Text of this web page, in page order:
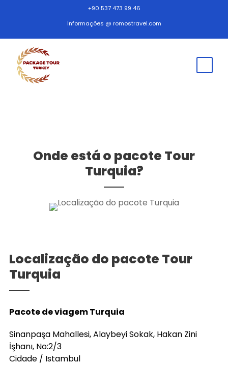
+90 537 473 99 46
Informações @ romostravel.com
Onde está o pacote Tour
Turquia?
Localização do pacote Tour
Turquia
Pacote de viagem Turquia
Sinanpaşa Mahallesi, Alaybeyi Sokak, Hakan Zini
İşhanı, No:2/3
Cidade / Istambul